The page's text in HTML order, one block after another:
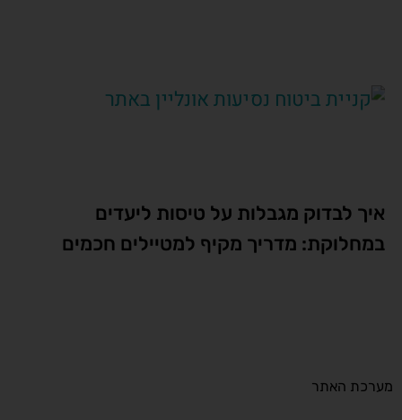
איך לבדוק מגבלות על טיסות ליעדים
במחלוקת: מדריך מקיף למטיילים חכמים
מערכת האתר